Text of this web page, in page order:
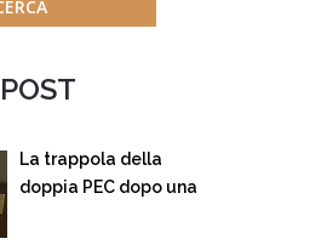
La trappola della
doppia PEC dopo una